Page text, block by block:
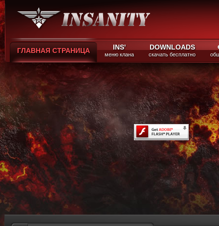
ГЛАВНАЯ СТРАНИЦА INS'
меню клана
DOWNLOADS
скачать бесплатно